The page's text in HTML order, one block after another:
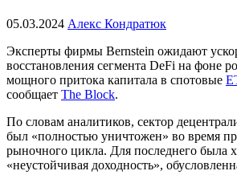
05.03.2024 Алекс Кондратюк
Эксперты фирмы Bernstein ожидают
восстановления сегмента DeFi на фоне
мощного притока капитала в спотовые
сообщает The Block.
По словам аналитиков, сектор
был «полностью уничтожен» во время
рыночного цикла. Для последнего была
«неустойчивая доходность»,